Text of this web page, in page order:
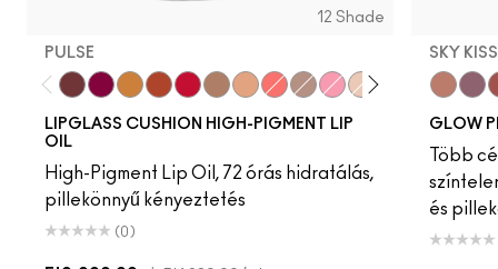
12 Shade
PULSE
LIPGLASS CUSHION HIGH-PIGMENT LIP
OIL
High-Pigment Lip Oil, 72 órás hidratálás,
pillekönnyű kényeztetés
(0)
SKY
GLOW
Több
és